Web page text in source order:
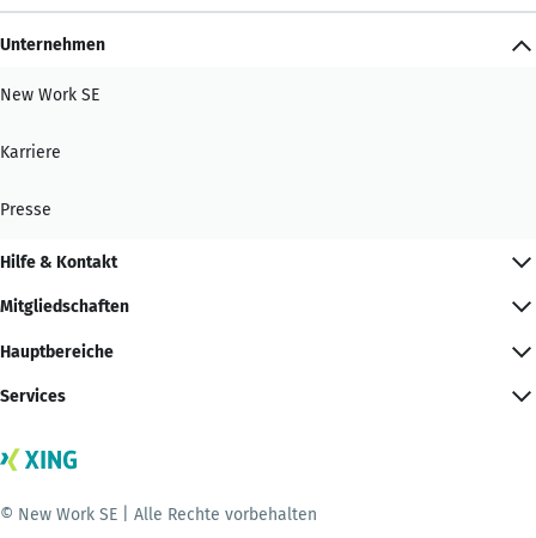
Unternehmen
New Work SE
Karriere
Presse
Hilfe & Kontakt
Mitgliedschaften
Hauptbereiche
Services
© New Work SE | Alle Rechte vorbehalten